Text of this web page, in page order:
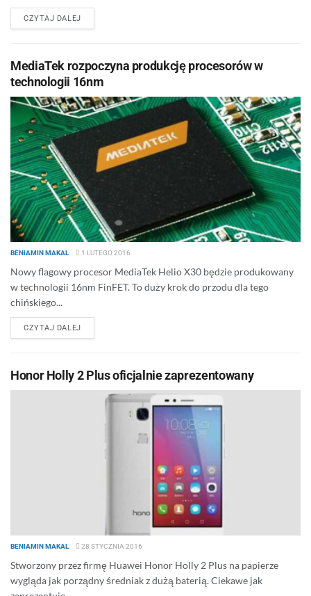
CZYTAJ DALEJDETAILS
MediaTek rozpoczyna produkcję procesorów w
technologii 16nm
BENIAMIN MAKAL 1 LUTEGO 2016
Nowy flagowy procesor MediaTek Helio X30 będzie produkowany
w technologii 16nm FinFET. To duży krok do przodu dla tego
chińskiego...
CZYTAJ DALEJDETAILS
Honor Holly 2 Plus oficjalnie zaprezentowany
BENIAMIN MAKAL 28 STYCZNIA 2016
Stworzony przez firmę Huawei Honor Holly 2 Plus na papierze
wygląda jak porządny średniak z dużą baterią. Ciekawe jak